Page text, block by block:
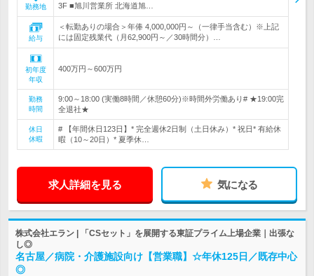
勤務地
3F ■旭川営業所 北海道旭…
給与
＜転勤ありの場合＞年俸 4,000,000円～（一律手当含む）※上記
には固定残業代（月62,900円～／30時間分）…
初年度
年収
400万円～600万円
勤務
時間
9:00～18:00 (実働8時間／休憩60分)※時間外労働あり# ★19:00完
全退社★
休日
休暇
# 【年間休日123日】* 完全週休2日制（土日休み）* 祝日* 有給休
暇（10～20日）* 夏季休…
求人詳細を見る 気になる
株式会社エラン | 「CSセット」を展開する東証プライム上場企業｜出張な
し◎
名古屋／病院・介護施設向け【営業職】☆年休125日／既存中心
◎